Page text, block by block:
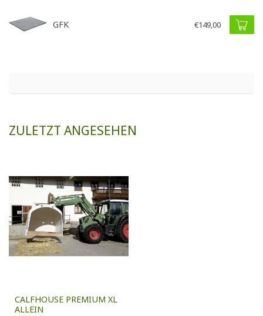
GFK €149,00
ZULETZT ANGESEHEN
CALFHOUSE PREMIUM XL
ALLEIN